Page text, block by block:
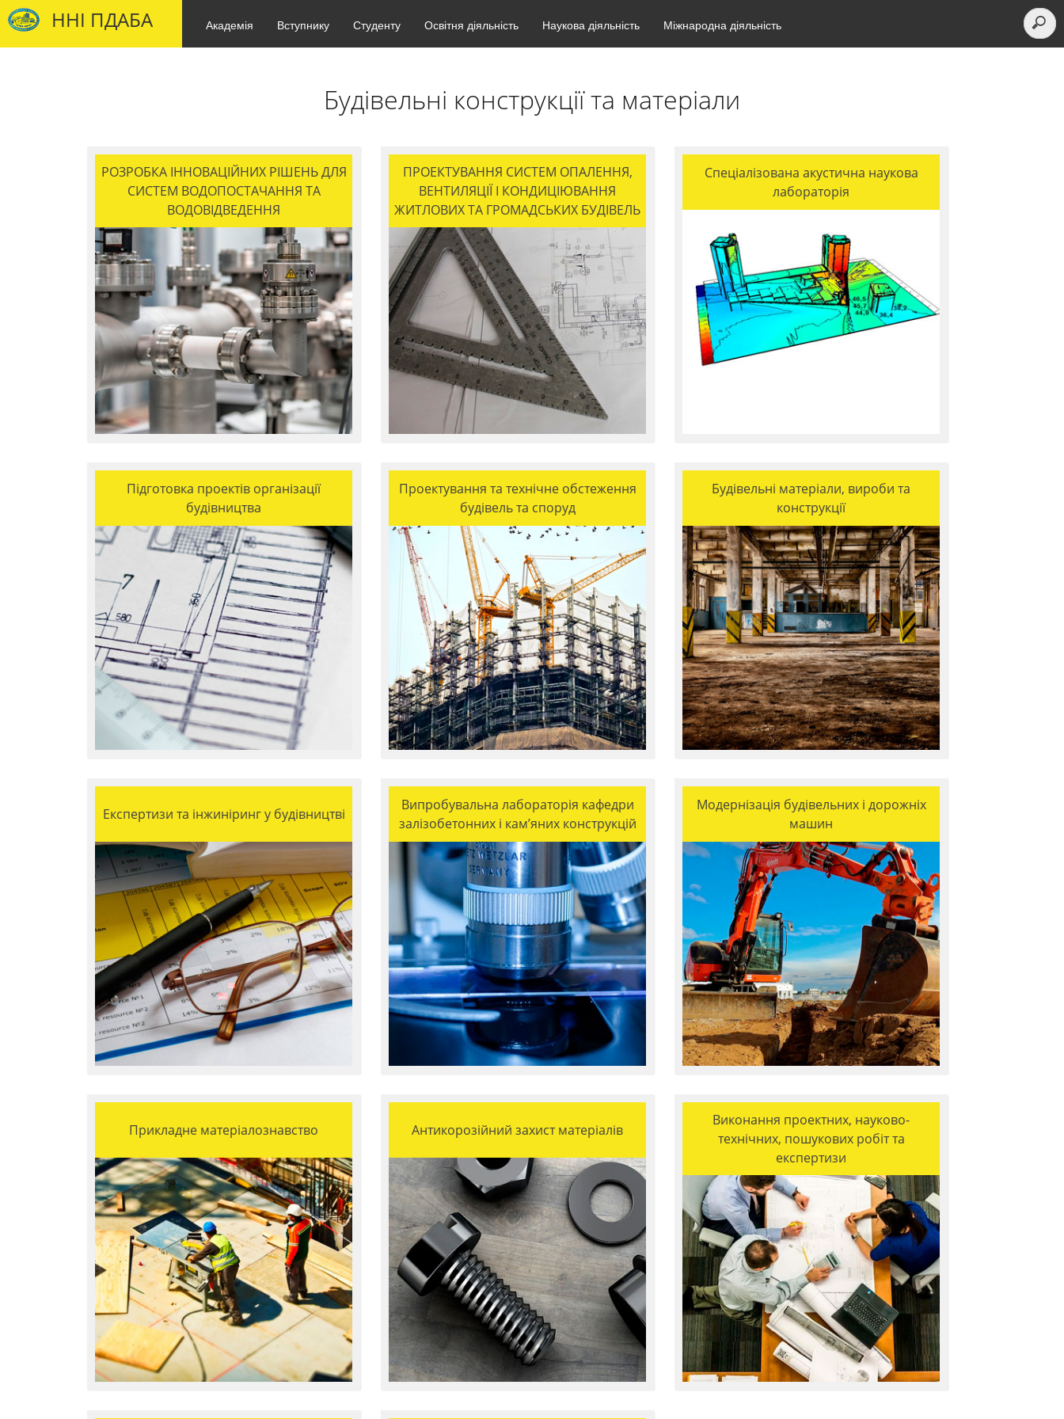
ННІ ПДАБА Академія Вступнику Студенту Освітня діяльність Наукова діяльність Міжнародна діяльність
Будівельні конструкції та матеріали
РОЗРОБКА ІННОВАЦІЙНИХ РІШЕНЬ ДЛЯ
СИСТЕМ ВОДОПОСТАЧАННЯ ТА
ВОДОВІДВЕДЕННЯ
ПРОЕКТУВАННЯ СИСТЕМ ОПАЛЕННЯ,
ВЕНТИЛЯЦІЇ І КОНДИЦІЮВАННЯ
ЖИТЛОВИХ ТА ГРОМАДСЬКИХ БУДІВЕЛЬ
Спеціалізована акустична наукова
лабораторія
Підготовка проектів організації
будівництва
Проектування та технічне обстеження
будівель та споруд
Будівельні матеріали, вироби та
конструкції
Експертизи та інжиніринг у будівництві
Випробувальна лабораторія кафедри
залізобетонних і кам’яних конструкцій
Модернізація будівельних і дорожніх
машин
Прикладне матеріалознавство Антикорозійний захист матеріалів
Виконання проектних, науково-
технічних, пошукових робіт та
експертизи